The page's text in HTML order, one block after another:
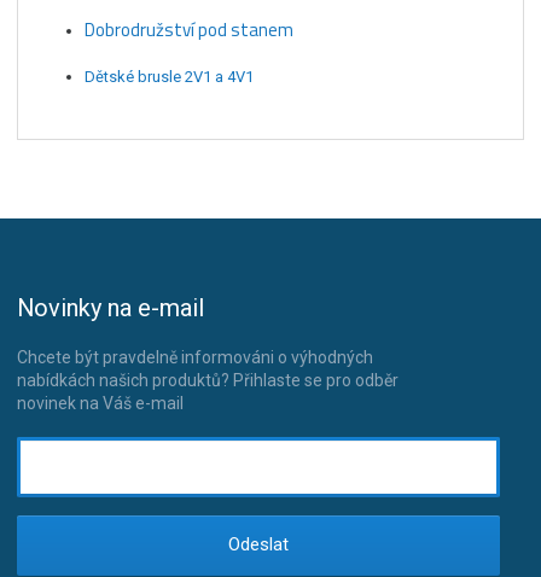
Dobrodružství pod stanem
Dětské brusle 2V1 a 4V1
Novinky na e-mail
Chcete být pravdelně informováni o výhodných
nabídkách našich produktů? Přihlaste se pro odběr
novinek na Váš e-mail
Odeslat